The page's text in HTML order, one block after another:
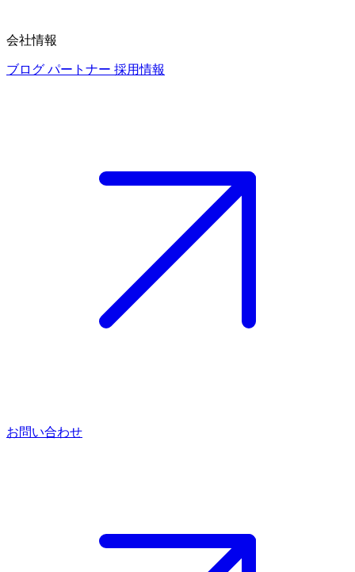
会社情報
ブログ パートナー 採用情報
お問い合わせ